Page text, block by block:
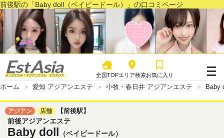
前後駅の「Baby doll（ベイビードール）」の口コミページ
全国TOPエリア検索お気に入り
ホーム 愛知 アジアンエステ 小牧・春日井 アジアンエステ Baby
アジアン 店舗 【前後駅】
前後アジアンエステ
Baby doll （ベイビードール）